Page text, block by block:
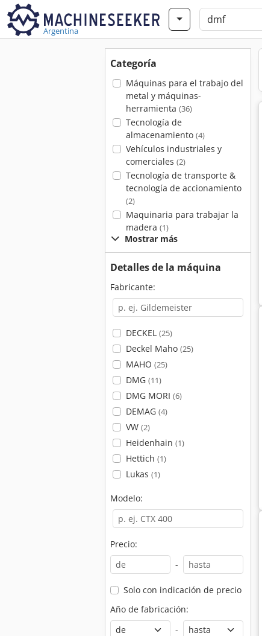
Argentina
Categoría
Máquinas para el trabajo del
metal y máquinas-
herramienta (36)
Tecnología de
almacenamiento (4)
Vehículos industriales y
comerciales (2)
Tecnología de transporte &
tecnología de accionamiento
(2)
Maquinaria para trabajar la
madera (1)
Mostrar más
Detalles de la máquina
Fabricante:
DECKEL (25)
Deckel Maho (25)
MAHO (25)
DMG (11)
DMG MORI (6)
DEMAG (4)
VW (2)
Heidenhain (1)
Hettich (1)
Lukas (1)
Modelo:
Precio:
-
Solo con indicación de precio
Año de fabricación:
-